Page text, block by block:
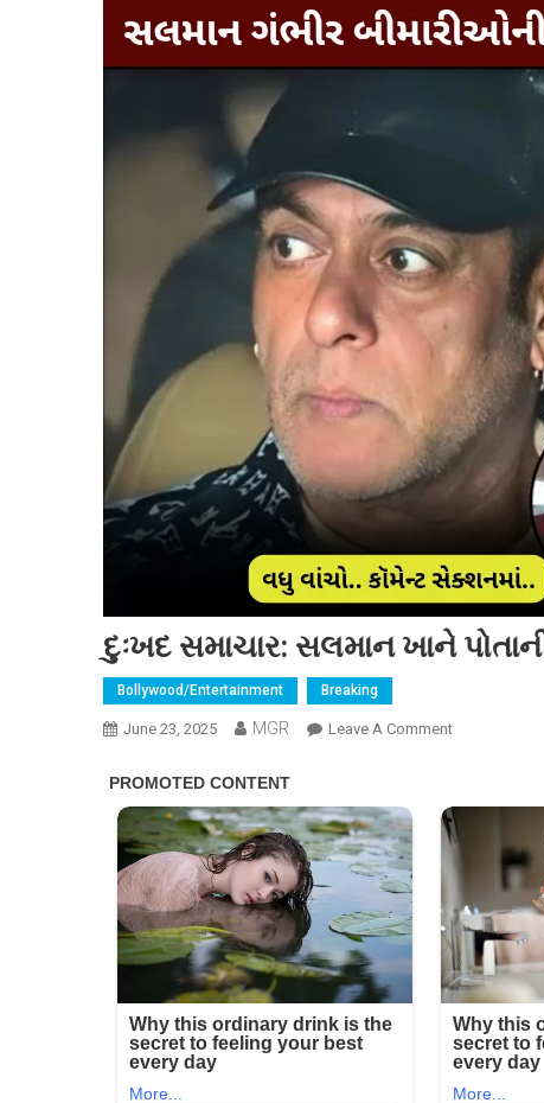
દુઃખદ સમાચાર: સલમાન ખાને
Bollywood/Entertainment Breaking
June 23, 2025 MGR Leave A CommentOn
સલમાન
ખાને
વિશે
ખુલાસો
કર્યો…